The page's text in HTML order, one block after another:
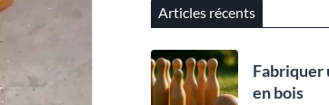
Articles récents
Fabriquer
en bois